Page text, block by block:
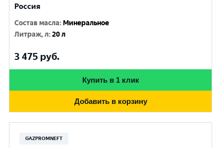
Россия
Состав масла: Минеральное
Литраж, л:20 л
3 475 руб.
Купить в 1 клик
Добавить в корзину
GAZPROMNEFT